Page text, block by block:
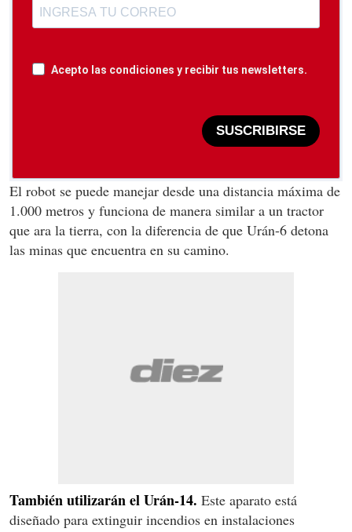
Acepto las condiciones y recibir tus newsletters.
SUSCRIBIRSE
El robot se puede manejar desde una distancia máxima de
1.000 metros y funciona de manera similar a un tractor
que ara la tierra, con la diferencia de que Urán-6 detona
las minas que encuentra en su camino.
También utilizarán el Urán-14. Este aparato está
diseñado para extinguir incendios en instalaciones